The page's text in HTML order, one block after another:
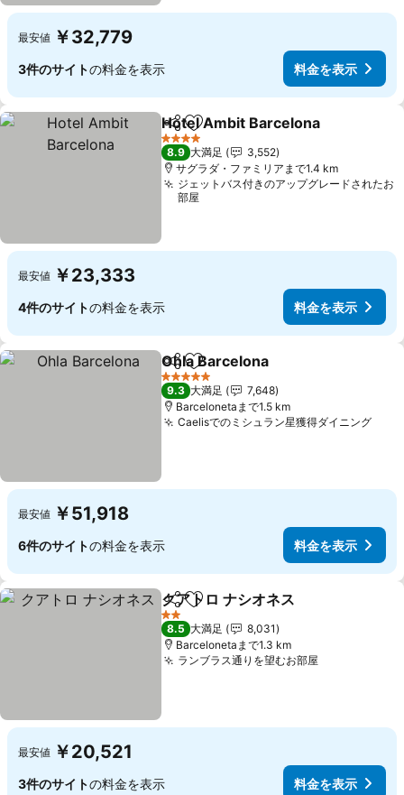
最安値 ￥32,779
3件のサイトの料金を表示 料金を表示
シェアお気に入りに追加
Hotel Ambit Barcelona
4 ホテルのランク
8.9 大満足
3,552
サグラダ・ファミリアまで1.4 km
ジェットバス付きのアップグレードされたお
部屋
最安値 ￥23,333
4件のサイトの料金を表示 料金を表示
シェアお気に入りに追加
Ohla Barcelona
5 ホテルのランク
9.3 大満足
7,648
Barcelonetaまで1.5 km
Caelisでのミシュラン星獲得ダイニング
最安値 ￥51,918
6件のサイトの料金を表示 料金を表示
シェアお気に入りに追加
クアトロ ナシオネス
2 ホテルのランク
8.5 大満足
8,031
Barcelonetaまで1.3 km
ランブラス通りを望むお部屋料金を表示
最安値 ￥20,521
3件のサイトの料金を表示 料金を表示